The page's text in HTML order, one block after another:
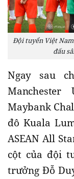
Đội tuyển Việt
đấu
Ngay sau
Maybank
đô Kuala
ASEAN All
cột của đội
trưởng Đỗ